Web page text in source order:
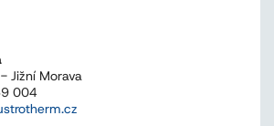
Jižní Morava
004